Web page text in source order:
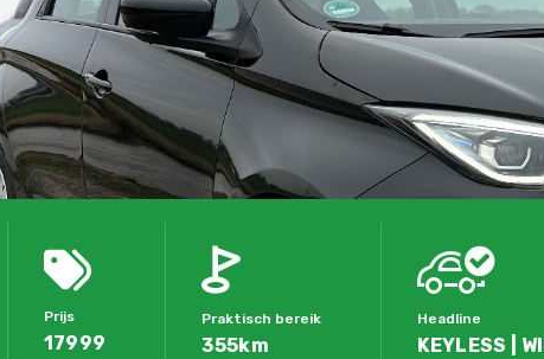
Prijs
17999
Praktisch bereik
355km
Headline
KEYLESS |